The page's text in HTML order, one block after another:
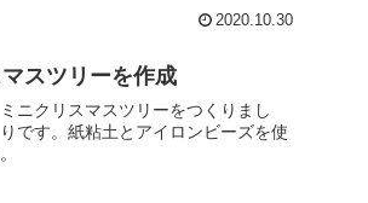
2020.10.30
スツリーを作成
ニクリスマスツリーをつくりまし
です。紙粘土とアイロンビーズを使